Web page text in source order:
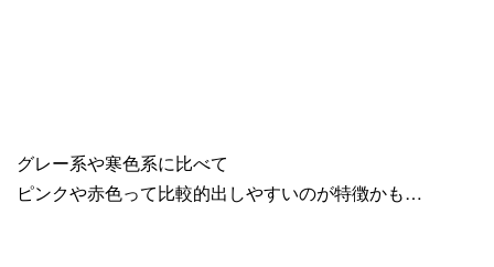
グレー系や寒色系に比べて
ピンクや赤色って比較的出しやすいのが特徴かも…